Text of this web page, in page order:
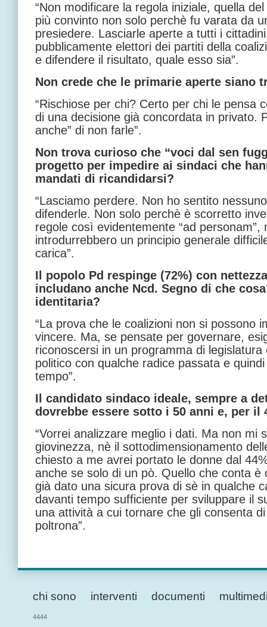
“Non modificare la regola iniziale, quella
più convinto non solo perchè fu varata da
presiedere. Lasciarle aperte a tutti i
pubblicamente elettori dei partiti della
e difendere il risultato, quale esso sia”.
Non crede che le primarie aperte siano
“Rischiose per chi? Certo per chi le pensa
di una decisione già concordata in privato.
anche” di non farle”.
Non trova curioso che “voci dal sen
progetto per impedire ai sindaci che
mandati di ricandidarsi?
“Lasciamo perdere. Non ho sentito
difenderle. Non solo perchè è scorretto
regole così evidentemente “ad personam”,
introdurrebbero un principio generale
carica”.
Il popolo Pd respinge (72%) con
includano anche Ncd. Segno di che
identitaria?
“La prova che le coalizioni non si possono
vincere. Ma, se pensate per governare,
riconoscersi in un programma di
politico con qualche radice passata e
tempo”.
Il candidato sindaco ideale, sempre a
dovrebbe essere sotto i 50 anni e, per il
“Vorrei analizzare meglio i dati. Ma non mi
giovinezza, nè il sottodimensionamento
chiesto a me avrei portato le donne dal
anche se solo di un pò. Quello che conta è
già dato una sicura prova di sè in qualche
davanti tempo sufficiente per sviluppare il
una attività a cui tornare che gli consenta
poltrona”.
chi sono interventi documenti
4444